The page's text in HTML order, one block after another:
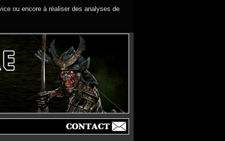
ou encore à réaliser des analyses de